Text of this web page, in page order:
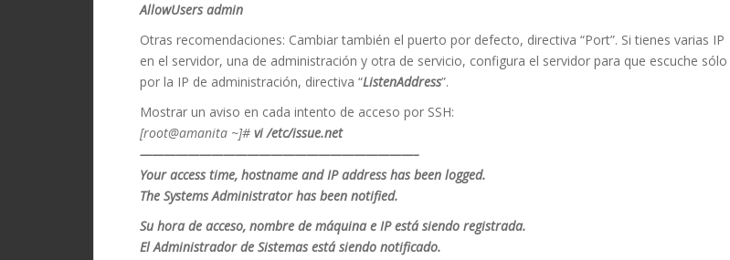
AllowUsers admin
Otras recomendaciones: Cambiar también el puerto por defecto, directiva “Port”. Si tienes varias IP
en el servidor, una de administración y otra de servicio, configura el servidor para que escuche sólo
por la IP de administración, directiva “ListenAddress”.
Mostrar un aviso en cada intento de acceso por SSH:
[root@amanita ~]# vi /etc/issue.net
———————————————————————–
Your access time, hostname and IP address has been logged.
The Systems Administrator has been notified.
Su hora de acceso, nombre de máquina e IP está siendo registrada.
El Administrador de Sistemas está siendo notificado.